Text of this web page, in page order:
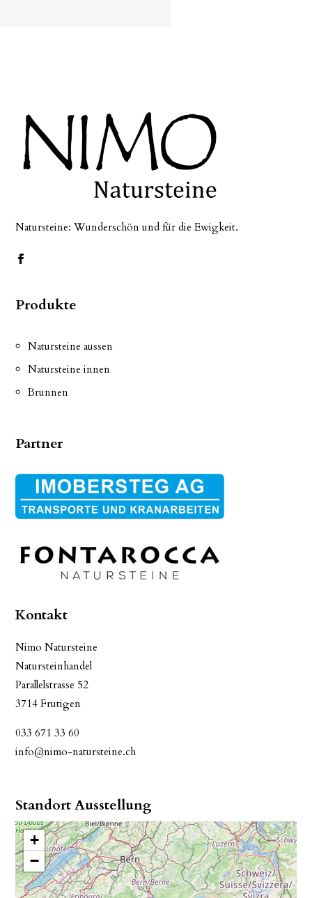
Natursteine: Wunderschön und für die Ewigkeit.
Produkte
Natursteine aussen
Natursteine innen
Brunnen
Partner
Kontakt
Nimo Natursteine
Natursteinhandel
Parallelstrasse 52
3714 Frutigen
033 671 33 60
info@nimo-natursteine.ch
Standort Ausstellung
+
−